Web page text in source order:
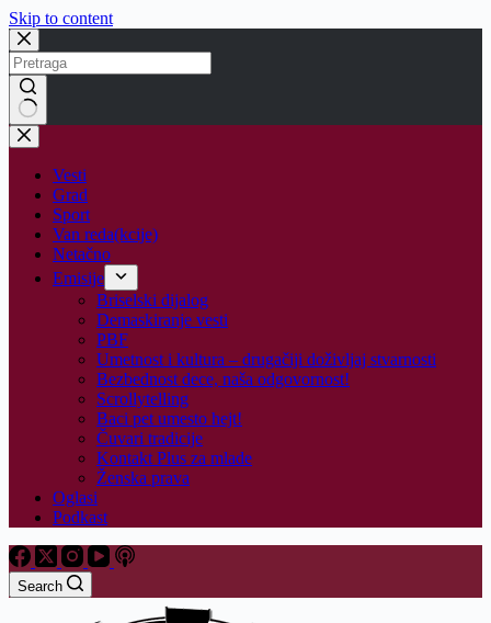
Skip to content
No
results
Vesti
Grad
Sport
Van reda(kcije)
Netačno
Emisije
Briselski dijalog
Demaskiranje vesti
PBF
Umetnost i kultura – drugačiji doživljaj stvarnosti
Bezbednost dece, naša odgovornost!
Scrollytelling
Baci pet umesto hejt!
Čuvari tradicije
Kontakt Plus za mlade
Ženska prava
Oglasi
Podkast
Search